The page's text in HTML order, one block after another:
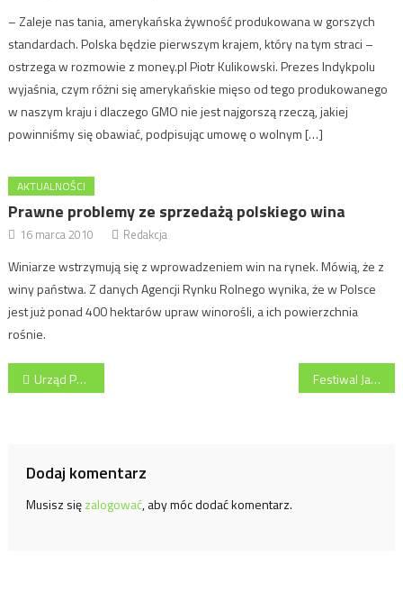
– Zaleje nas tania, amerykańska żywność produkowana w gorszych
standardach. Polska będzie pierwszym krajem, który na tym straci –
ostrzega w rozmowie z money.pl Piotr Kulikowski. Prezes Indykpolu
wyjaśnia, czym różni się amerykańskie mięso od tego produkowanego
w naszym kraju i dlaczego GMO nie jest najgorszą rzeczą, jakiej
powinniśmy się obawiać, podpisując umowę o wolnym […]
AKTUALNOŚCI
Prawne problemy ze sprzedażą polskiego wina
16 marca 2010 Redakcja
Winiarze wstrzymują się z wprowadzeniem win na rynek. Mówią, że z
winy państwa. Z danych Agencji Rynku Rolnego wynika, że w Polsce
jest już ponad 400 hektarów upraw winorośli, a ich powierzchnia
rośnie.
Nawigacja
Urząd Patentowy unieważnił znak towarowy „TIGER” – Energy Drink Tiger Festiwal Jabłka i Cydru nad Wisłą w Warszawie
Dodaj komentarz
Musisz sięzalogować, aby móc dodać komentarz.